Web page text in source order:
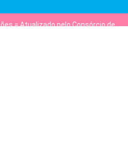
= Atualizado pelo Consórcio de